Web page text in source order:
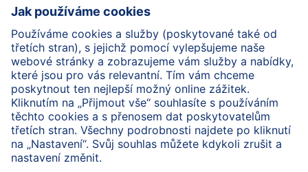
Zpracování osobních údajů (BabyClub)
Zpracování osobních údajů (Fotosoutěž)
Cookies a pravidla užívání webové stránky
Pravidla soutěže (Fotosoutěž)
Všeobecné podmínky
Práva Imprint